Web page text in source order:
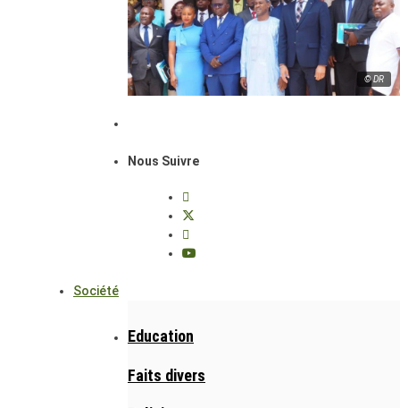
© DR
Nous Suivre
Société
Education
Faits divers